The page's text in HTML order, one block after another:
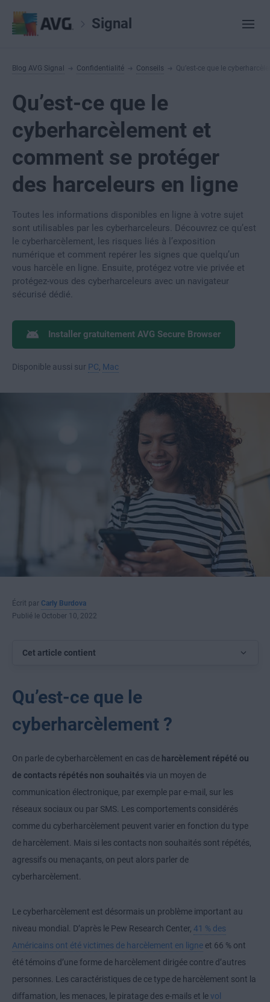
Signal
Blog AVG Signal Confidentialité Conseils Qu’est-ce que le
Qu’est-ce que le
cyberharcèlement et
comment se protéger
des harceleurs en ligne
Toutes les informations disponibles en ligne à votre sujet
sont utilisables par les cyberharceleurs. Découvrez ce qu’est
le cyberharcèlement, les risques liés à l’exposition
numérique et comment repérer les signes que quelqu’un
vous harcèle en ligne. Ensuite, protégez votre vie privée et
protégez-vous des cyberharceleurs avec un navigateur
sécurisé dédié.
Installer gratuitement AVG Secure Browser
Disponible aussi sur PC Mac
Écrit par Carly Burdova
Publié le October 10, 2022
Cet article contient
Qu’est-ce que le
cyberharcèlement ?
On parle de cyberharcèlement en cas de harcèlement répété ou
de contacts répétés non souhaitésvia un moyen de
communication électronique, par exemple par e-mail, sur les
réseaux sociaux ou par SMS. Les comportements considérés
comme du cyberharcèlement peuvent varier en fonction du type
de harcèlement. Mais si les contacts non souhaités sont répétés,
agressifs ou menaçants, on peut alors parler de
cyberharcèlement.
Le cyberharcèlement est désormais un problème important au
niveau mondial. D’après le Pew Research Center, 41 % des
Américains ont été victimes de harcèlement en ligne et 66 % ont
été témoins d’une forme de harcèlement dirigée contre d’autres
personnes. Les caractéristiques de ce type de harcèlement sont la
diffamation, les menaces, le piratage des e-mails et levol